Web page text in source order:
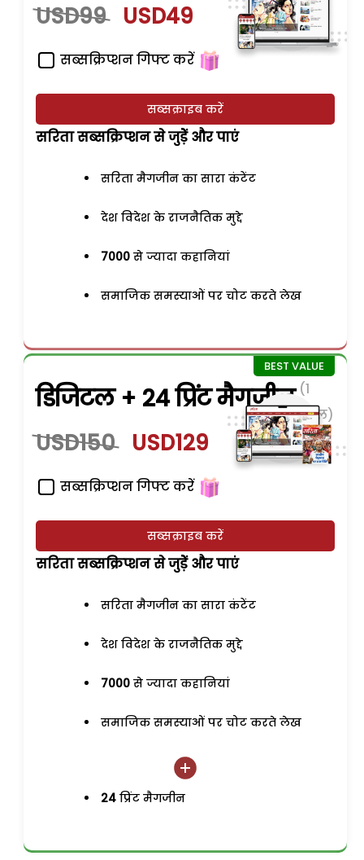
USD99 USD49
सब्सक्रिप्शन गिफ्ट करें
सब्सक्राइब करें
सरिता सब्सक्रिप्शन से जुड़ेें और पाएं
सरिता मैगजीन का सारा कंटेंट
देश विदेश के राजनैतिक मुद्दे
7000से ज्यादा कहानियां
समाजिक समस्याओं पर चोट करते लेख
डिजिटल + 24 प्रिंट मैगजीन (1
साल)
USD150 USD129
सब्सक्रिप्शन गिफ्ट करें
सब्सक्राइब करें
सरिता सब्सक्रिप्शन से जुड़ेें और पाएं
सरिता मैगजीन का सारा कंटेंट
देश विदेश के राजनैतिक मुद्दे
7000से ज्यादा कहानियां
समाजिक समस्याओं पर चोट करते लेख
24प्रिंट मैगजीन